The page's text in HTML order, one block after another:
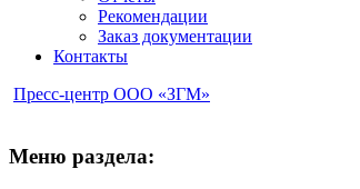
Рекомендации
Заказ документации
Контакты
Пресс-центр ООО «ЗГМ»
Меню раздела: